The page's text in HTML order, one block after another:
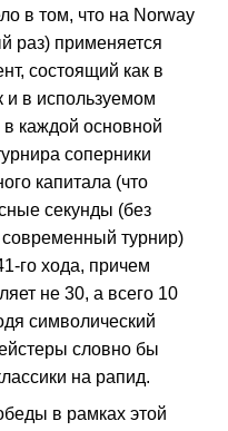
в том, что на Norway
раз) применяется
состоящий как в
и в используемом
каждой основной
соперники
капитала (что
секунды (без
турнир)
го хода, причем
не 30, а всего 10
символический
словно бы
на рапид.
в рамках этой